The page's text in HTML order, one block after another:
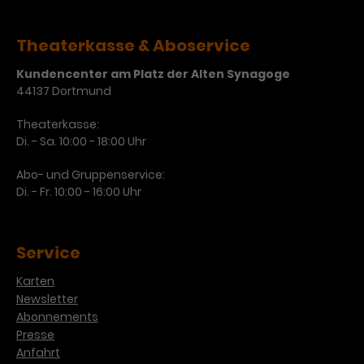
Theaterkasse & Aboservice
Kundencenter am Platz der Alten Synagoge
44137 Dortmund
Theaterkasse:
Di. - Sa. 10:00 - 18:00 Uhr
Abo- und Gruppenservice:
Di. - Fr. 10:00 - 16:00 Uhr
Service
Karten
Newsletter
Abonnements
Presse
Anfahrt